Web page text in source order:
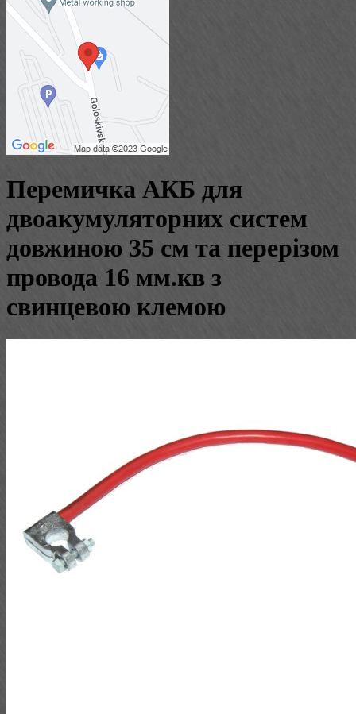
Перемичка АКБ для
двоакумуляторних систем
довжиною 35 см та перерізом
провода 16 мм.кв з
свинцевою клемою